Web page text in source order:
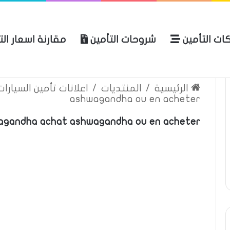
التأمين شروحات التأمين مقارنة اسعار للتأمين الرئيسية عن
الرئيسية / المنتديات / اعلانات تأمين
ashwagandha ou en acheter
achat ashwagandha ou en acheter